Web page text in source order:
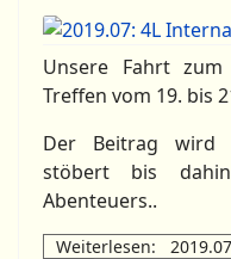
Unsere Fahrt
Treffen vom 19. bis
Der Beitrag wird
stöbert bis
Abenteuers..
Weiterlesen: